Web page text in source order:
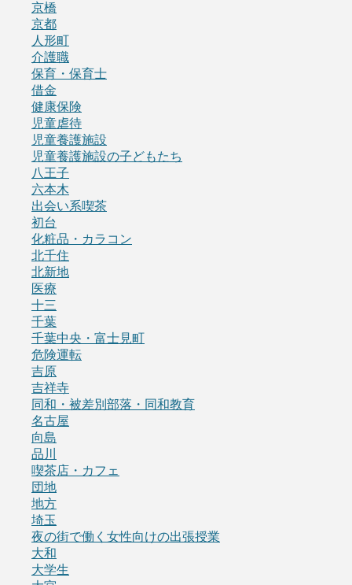
京橋
京都
人形町
介護職
保育・保育士
借金
健康保険
児童虐待
児童養護施設
児童養護施設の子どもたち
八王子
六本木
出会い系喫茶
初台
化粧品・カラコン
北千住
北新地
医療
十三
千葉
千葉中央・富士見町
危険運転
吉原
吉祥寺
同和・被差別部落・同和教育
名古屋
向島
品川
喫茶店・カフェ
団地
地方
埼玉
夜の街で働く女性向けの出張授業
大和
大学生